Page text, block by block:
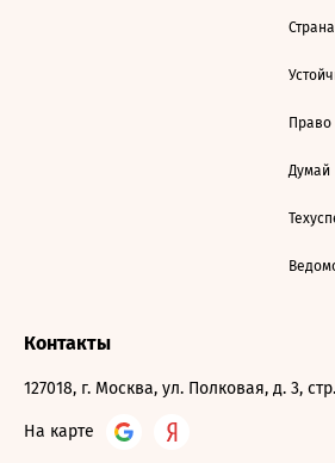
Страна
Право
Думай
Контакты
127018, г. Москва, ул. Полковая, д. 3,
На карте